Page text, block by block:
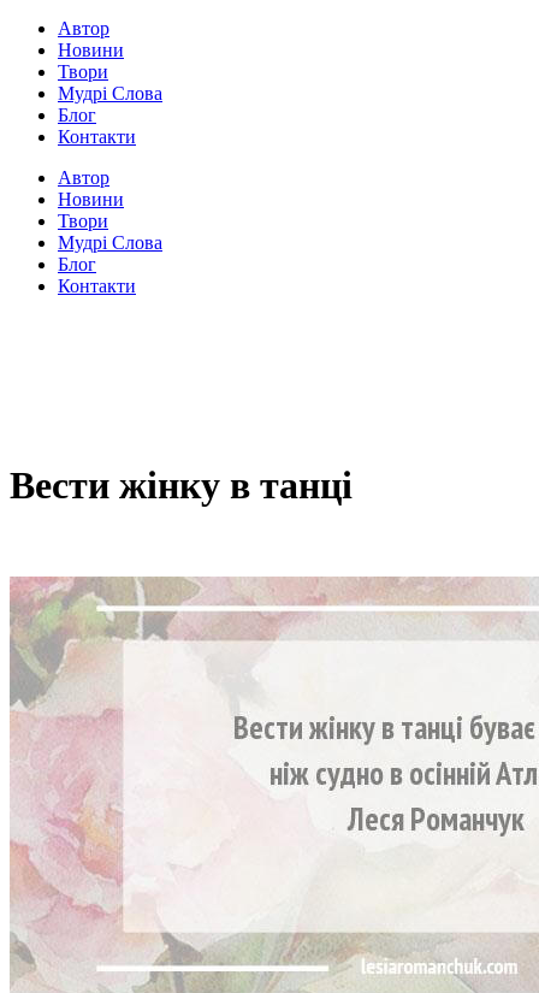
Автор
Новини
Твори
Мудрі Слова
Блог
Контакти
Автор
Новини
Твори
Мудрі Слова
Блог
Контакти
Вести жінку в танці